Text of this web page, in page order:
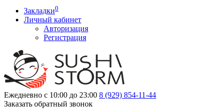
Закладки0
Личный кабинет
Авторизация
Регистрация
Ежедневно с 10:00 до 23:00 8 (929) 854-11-44
Заказать обратный звонок